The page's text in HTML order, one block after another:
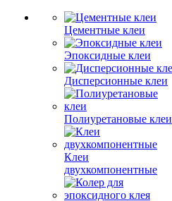
Цементные клеи
Эпоксидные клеи
Дисперсионные клеи
Полиуретановые клеи
Клеи
двухкомпонентные